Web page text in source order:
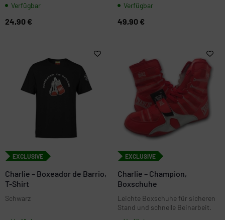
und Rücken. Größen von XS bis
XXL - inkl. Maßgrafik zur
Orientierung.
Verfügbar
24,90 €
verfügbar in 10 oz und mehreren
Farben.
Verfügbar
49,90 €
EXCLUSIVE
Charlie – Boxeador de Barrio,
T-Shirt
Schwarz
EXCLUSIVE
Charlie – Champion,
Boxschuhe
Leichte Boxschuhe für sicheren
Stand und schnelle Beinarbeit.